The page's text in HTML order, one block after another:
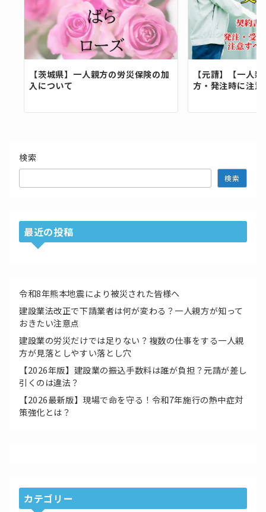
【茨城県】一人親方の労災保険の加
入について
【元請】【一人
方・発注時に注
検索
検索
最近の投稿
令和8年熊本地震により被災された皆様へ
建設業法改正で下請業者は何が変わる？一人親方が知って
おきたい注意点
建設業の労災だけでは足りない？複数の仕事をする一人親
方が見落としやすい落とし穴
【2026年版】建設業の振込手数料は誰が負担？元請が差し
引くのは違法？
【2026最新版】現場で命を守る！令和7年施行の熱中症対
策強化とは？
カテゴリー